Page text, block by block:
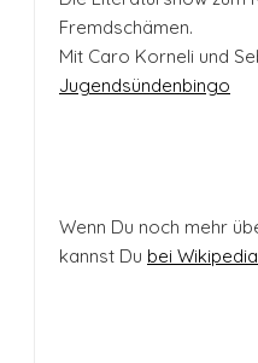
Fremdschämen.
Mit Caro Korneli und
Jugendsündenbingo
Wenn Du noch mehr
kannst Du bei